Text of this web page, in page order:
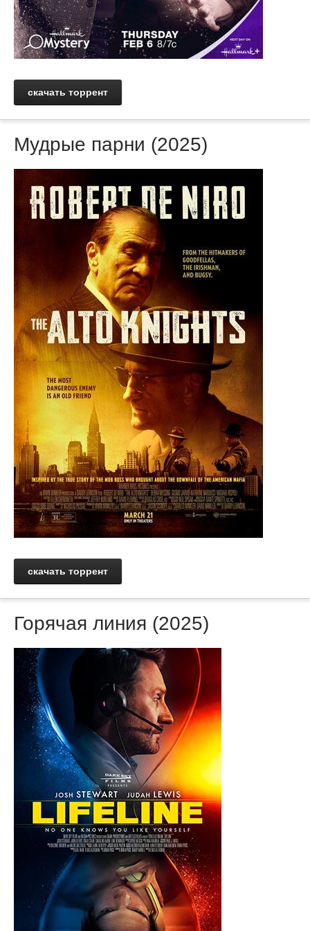
скачать торрент
Мудрые парни (2025)
скачать торрент
Горячая линия (2025)